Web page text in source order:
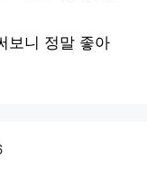
보니 정말 좋아